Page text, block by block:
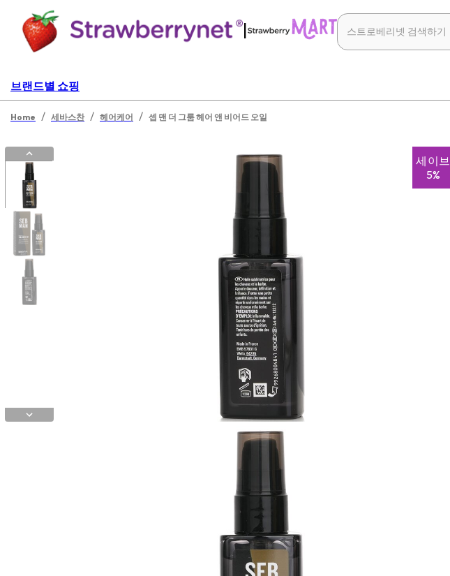
|
브랜드별 쇼핑
Home / 세바스찬 / 헤어케어 / 셉 맨 더 그룸 헤어 앤 비어드 오일
세이브
5%